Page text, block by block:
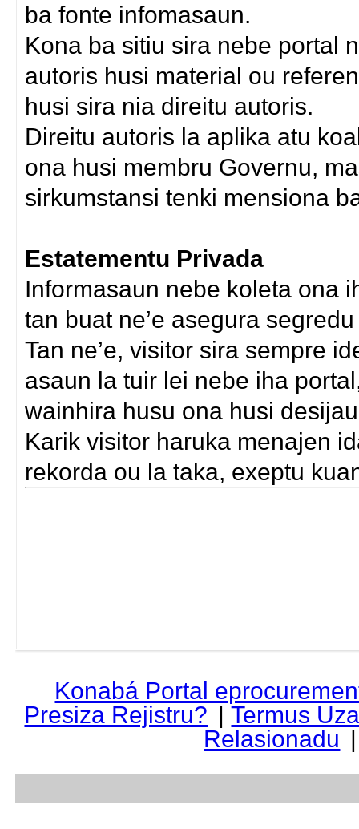
ba fonte infomasaun.
Kona ba sitiu sira nebe portal
autoris husi material ou
husi sira nia direitu autoris.
Direitu autoris la aplika atu
ona husi membru Governu,
sirkumstansi tenki mensiona
Estatementu Privada
Informasaun nebe koleta ona
tan buat ne’e asegura
Tan ne’e, visitor sira sempre
asaun la tuir lei nebe iha
wainhira husu ona husi
Karik visitor haruka menajen
rekorda ou la taka, exeptu
Konabá Portal
Presiza Rejistru? |Termus
Relasionadu